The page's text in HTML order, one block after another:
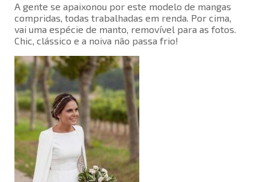
A gente se apaixonou por este modelo de mangas
compridas, todas trabalhadas em renda. Por cima,
vai uma espécie de manto, removível para as fotos.
Chic, clássico e a noiva não passa frio!